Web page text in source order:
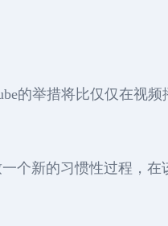
的举措将比仅仅在视
个新的习惯性过程，